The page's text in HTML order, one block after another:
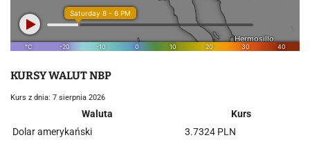
KURSY WALUT NBP
Kurs z dnia: 7 sierpnia 2026
Waluta
Kurs
Dolar amerykański
3.7324 PLN